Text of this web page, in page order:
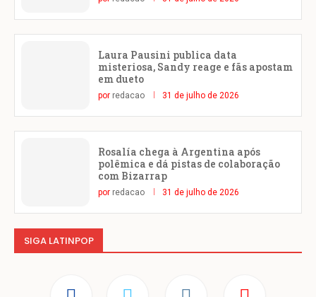
Laura Pausini publica data
misteriosa, Sandy reage e fãs apostam
em dueto
por redacao 31 de julho de 2026
Rosalía chega à Argentina após
polêmica e dá pistas de colaboração
com Bizarrap
por redacao 31 de julho de 2026
SIGA LATINPOP